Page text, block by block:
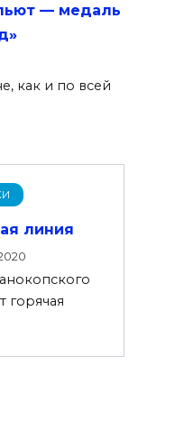
— медаль
как и по всей
линия
горячая